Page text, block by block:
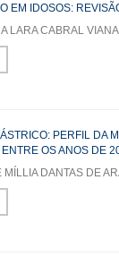
EM IDOSOS:
LARA CABRAL VIANA
PERFIL DA
OS ANOS DE
MÍLLIA DANTAS DE